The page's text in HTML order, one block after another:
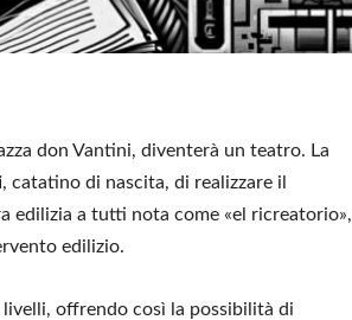
don Vantini, diventerà un teatro. La
, catatino di nascita, di realizzare il
edilizia a tutti nota come «el ricreatorio»,
edilizio.
livelli, offrendo così la possibilità di